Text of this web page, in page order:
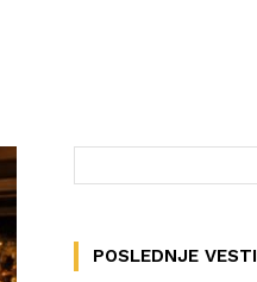
POSLEDNJE VESTI